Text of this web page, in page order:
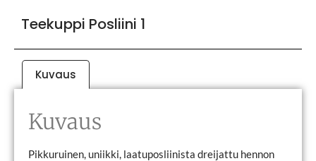
Teekuppi Posliini 1
Kuvaus
Kuvaus
Pikkuruinen, uniikki, laatuposliinista dreijattu hennon